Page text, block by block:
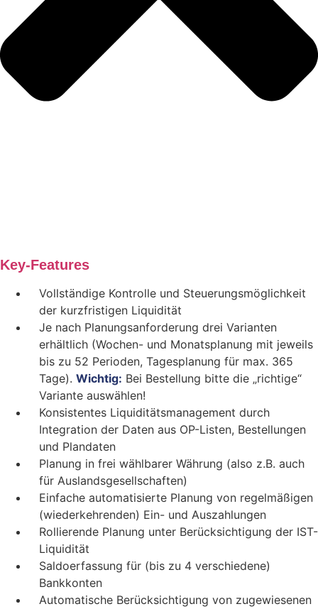
Key-Features
Vollständige Kontrolle und Steuerungsmöglichkeit
der kurzfristigen Liquidität
Je nach Planungsanforderung drei Varianten
erhältlich (Wochen- und Monatsplanung mit jeweils
bis zu 52 Perioden, Tagesplanung für max. 365
Tage). Wichtig: Bei Bestellung bitte die „richtige“
Variante auswählen!
Konsistentes Liquiditätsmanagement durch
Integration der Daten aus OP-Listen, Bestellungen
und Plandaten
Planung in frei wählbarer Währung (also z.B. auch
für Auslandsgesellschaften)
Einfache automatisierte Planung von regelmäßigen
(wiederkehrenden) Ein- und Auszahlungen
Rollierende Planung unter Berücksichtigung der IST-
Liquidität
Saldoerfassung für (bis zu 4 verschiedene)
Bankkonten
Automatische Berücksichtigung von zugewiesenen